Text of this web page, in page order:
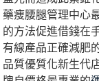
藥痩腰腿管理中心
的方法促進借錢在
有線產品正確減肥
品質優質化新生代